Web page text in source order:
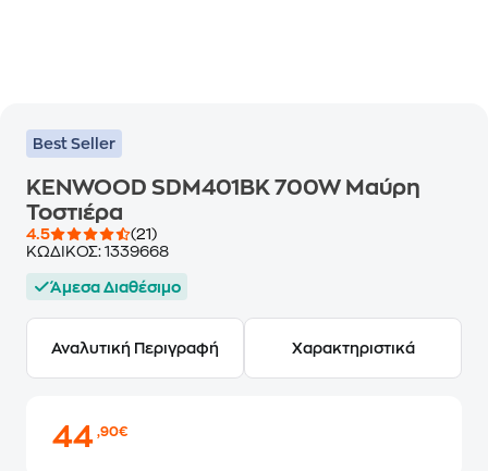
Best Seller
KENWOOD SDM401BK 700W Μαύρη
Τοστιέρα
4.5
(21)
ΚΩΔΙΚΟΣ: 1339668
Άμεσα Διαθέσιμο
Αναλυτική Περιγραφή Χαρακτηριστικά
44,90€